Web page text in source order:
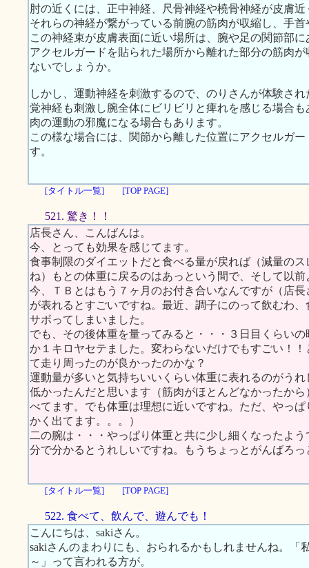
肘の近くには、正中神経、尺骨神経や橈骨神経が皮膚
それらの神経が繋がっている前腕の筋肉が収縮し、手
この神経束が皮膚表面に近い場所は、腕や足の関節部
アクセルガードを貼られた場所から離れた部分の筋肉
ないでしょうか。
しかし、運動神経を刺激するので、のりさんが体験さ
覚神経も刺激し腕全体にビリビリと痺れを感じる場合
肉の運動の邪魔になる場合もあります。
この様な場合には、関節から離した位置にアクセルガ
す。
[タイトル一覧] [TOP PAGE]
521. 驚き！！
店長さん、こんばんは。
今、とっても効果を感じてます。
食事制限のダイエットだと食べる量が戻れば（減量の
ね）もとの体重に戻るのはあっという間で、そして以
今、ＴＢとはもう７ヶ月のお付き合いなんですが（店
が表れるとすごいですね。最近、調子にのって飲むわ
サボってしまいました。
でも、その後体重を量ってみると・・・３日目くらい
か１キロヤセテました。変わらないだけでもすごい！
て走り周ったのが良かったのかな？
運動量が多いと気持ちいいくらい体重に表れるのがう
低かったんだと思います（筋肉がほとんどなかったか
べてます。でも体重は理想に近いですね。ただ、やっ
かく出てます。。。）
二の腕は・・・やっぱり体重と共に少し細くなったよ
分で分かるとうれしいですね。もうちょっとがんばろっ
[タイトル一覧] [TOP PAGE]
522. 食べて、飲んで、遊んでも！
こんにちは、sakiさん。
sakiさんのまわりにも、おられるかもしれませんね。「
～」って言われる方が。